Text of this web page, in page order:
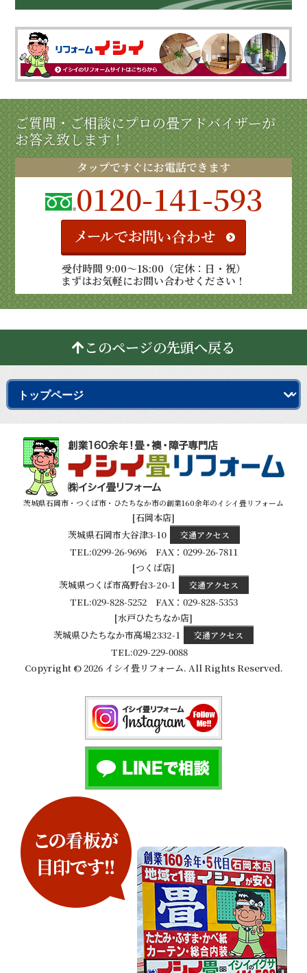
ご質問・ご相談にプロの畳アドバイザーが
お答え致します！
タップですぐにお電話できます
0120-141-593
受付時間 9:00～18:00（定休：日・祝）
まずはお気軽にお問い合わせください！
このページの先頭へ戻る
茨城県石岡市・つくば市・ひたちなか市の創業160余年のイシイ畳リフォーム
[石岡本店]
茨城県石岡市大谷津3-10
交通アクセス
TEL:0299-26-9696 FAX：0299-26-7811
[つくば店]
茨城県つくば市高野台3-20-1
交通アクセス
TEL:029-828-5252 FAX：029-828-5353
[水戸ひたちなか店]
茨城県ひたちなか市高場2332-1
交通アクセス
TEL:029-229-0088
Copyright © 2026 イシイ畳リフォーム. All Rights Reserved.